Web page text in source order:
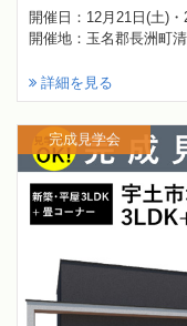
開催日：12月21日(土)
開催地：玉名郡長洲町
詳細を見る
完成見学会